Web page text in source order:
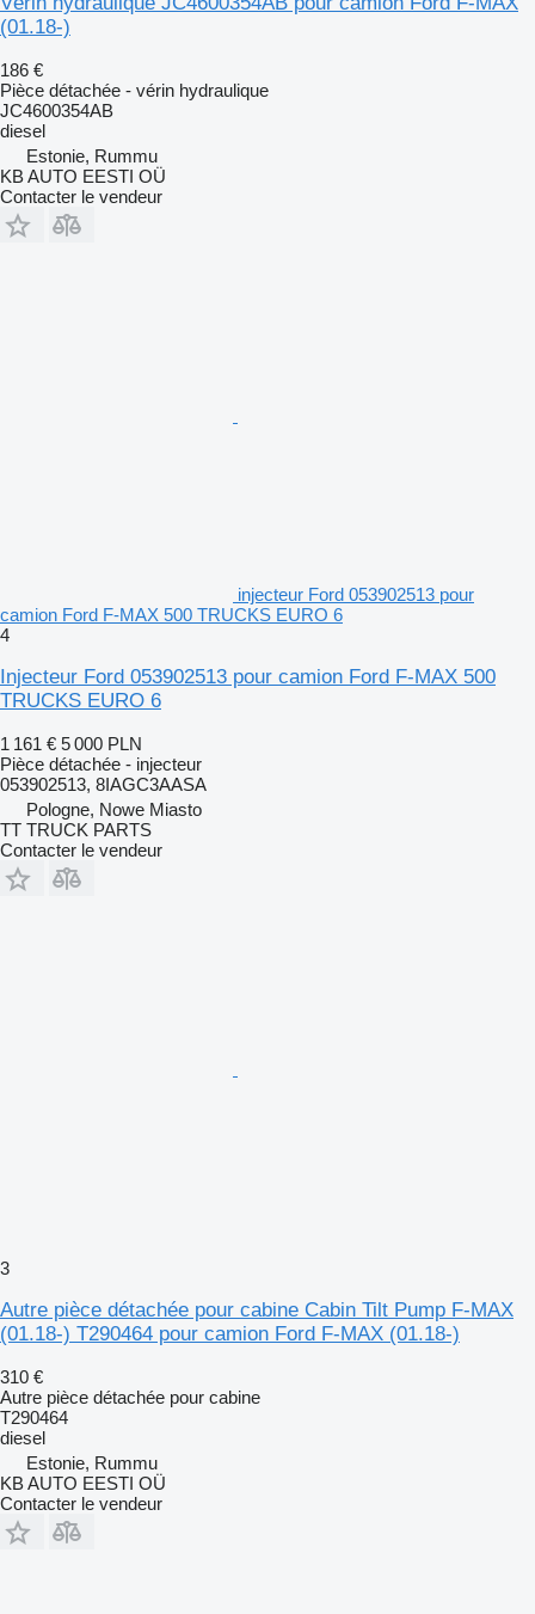
(01.18-)
186 €
Pièce détachée - vérin hydraulique
JC4600354AB
diesel
Estonie, Rummu
KB AUTO EESTI OÜ
Contacter le vendeur
injecteur Ford 053902513 pour
camion Ford F-MAX 500 TRUCKS EURO 6
4
Injecteur Ford 053902513 pour camion Ford F-MAX 500
TRUCKS EURO 6
1 161 € 5 000 PLN
Pièce détachée - injecteur
053902513, 8IAGC3AASA
Pologne, Nowe Miasto
TT TRUCK PARTS
Contacter le vendeur
3
Autre pièce détachée pour cabine Cabin Tilt Pump F-MAX
(01.18-) T290464 pour camion Ford F-MAX (01.18-)
310 €
Autre pièce détachée pour cabine
T290464
diesel
Estonie, Rummu
KB AUTO EESTI OÜ
Contacter le vendeur